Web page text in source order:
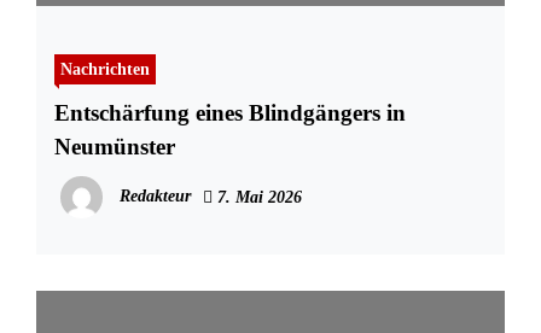
Nachrichten
Entschärfung eines Blindgängers in
Neumünster
Redakteur 7. Mai 2026